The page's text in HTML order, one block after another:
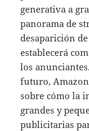
generativa a
panorama de
desaparición
establecerá
los
futuro,
sobre cómo la
grandes y
publicitarias